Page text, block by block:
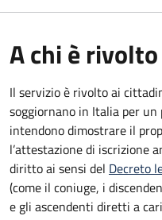
A chi è rivolto
Il servizio è rivolto ai
soggiornano in Italia per
intendono dimostrare il
l’attestazione di iscrizione
diritto ai sensi del Decreto
(come il coniuge, i
e gli ascendenti diretti a